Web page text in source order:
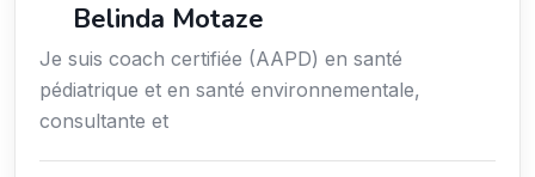
Belinda Motaze
Je suis coach certifiée (AAPD) en santé
pédiatrique et en santé environnementale,
consultante et